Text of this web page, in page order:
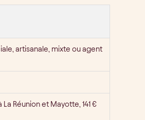
artisanale, mixte ou agent
Réunion et Mayotte, 141 €